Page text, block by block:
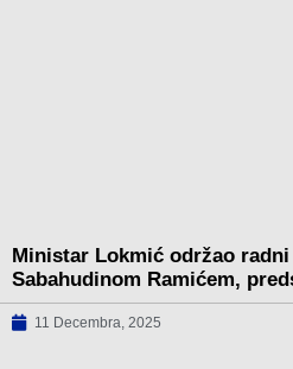
Ministar Lokmić održao radni
Sabahudinom Ramićem,
11 Decembra, 2025